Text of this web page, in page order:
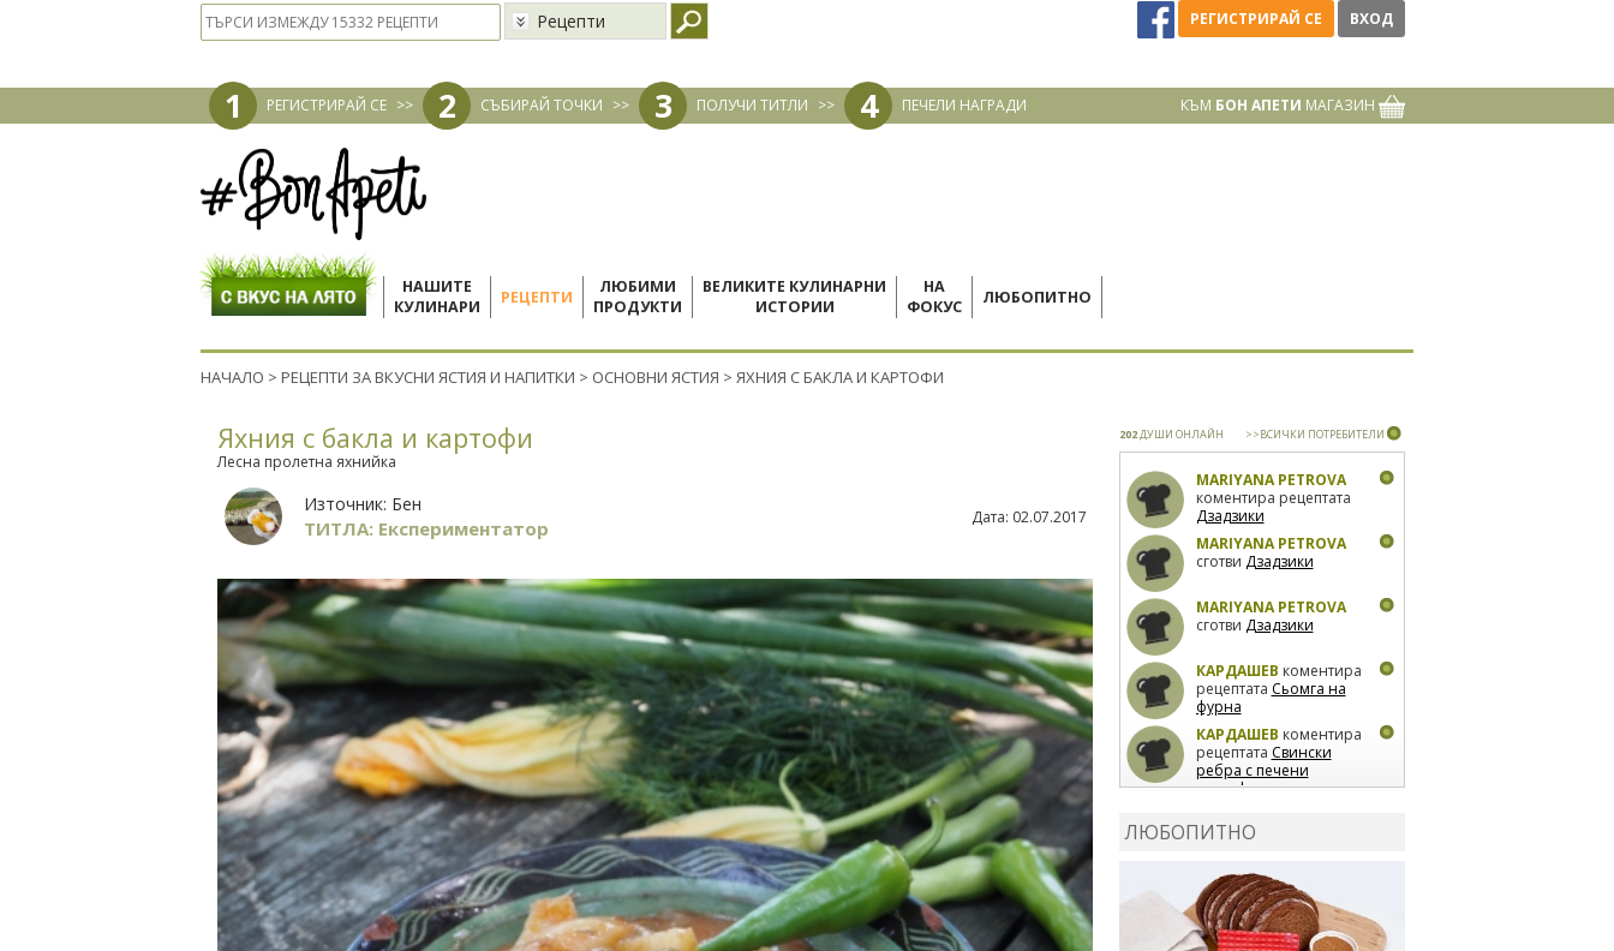
Рецепти РЕГИСТРИРАЙ СЕ ВХОД
1 РЕГИСТРИРАЙ СЕ >> 2 СЪБИРАЙ ТОЧКИ >> 3 ПОЛУЧИ ТИТЛИ >> 4 ПЕЧЕЛИ НАГРАДИ КЪМ БОН АПЕТИ МАГАЗИН
НАШИТЕ
КУЛИНАРИ
РЕЦЕПТИ
ЛЮБИМИ
ПРОДУКТИ
ВЕЛИКИТЕ КУЛИНАРНИ
ИСТОРИИ
НА
ФОКУС
ЛЮБОПИТНО
НАЧАЛО > РЕЦЕПТИ ЗА ВКУСНИ ЯСТИЯ И НАПИТКИ > ОСНОВНИ ЯСТИЯ > ЯХНИЯ С БАКЛА И КАРТОФИ
Яхния с бакла и картофи
Лесна пролетна яхнийка
Източник: Бен
ТИТЛА: Експериментатор Дата: 02.07.2017
202ДУШИ ОНЛАЙН >>ВСИЧКИ ПОТРЕБИТЕЛИ
MARIYANA PETROVA
коментира рецептата
Дзадзики
MARIYANA PETROVA
сготви Дзадзики
MARIYANA PETROVA
сготви Дзадзики
КАРДАШЕВ коментира
рецептата Сьомга на
фурна
КАРДАШЕВ коментира
рецептата Свински
ребра с печени
картофи
лимон
коментира рецептата
Киноа със зеленчуци
ЛЮБОПИТНО